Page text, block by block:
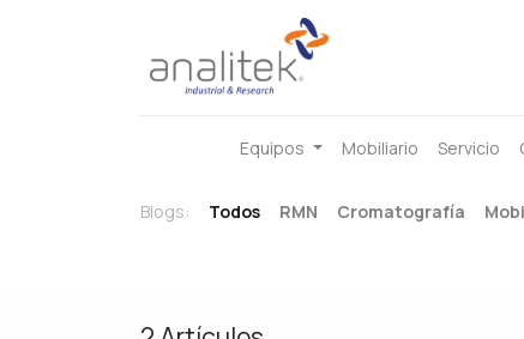
Equipos Mobiliario Servicio
Blogs: Todos RMN Cromatografía